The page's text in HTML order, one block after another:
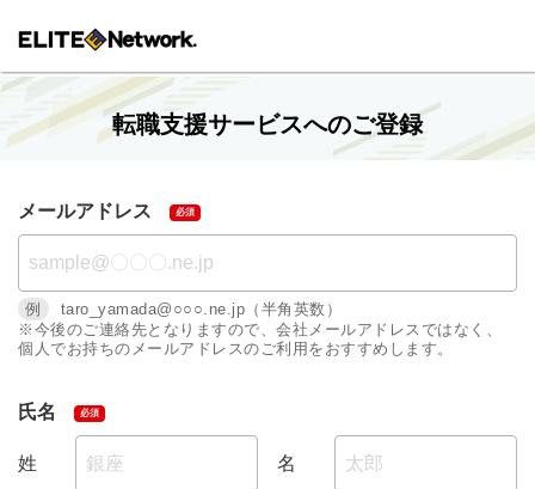
転職支援サービスへのご登録
メールアドレス
例
taro_yamada@○○○.ne.jp（半角英数）
※今後のご連絡先となりますので、会社メールアドレスではなく、
個人でお持ちのメールアドレスのご利用をおすすめします。
氏名
姓 名